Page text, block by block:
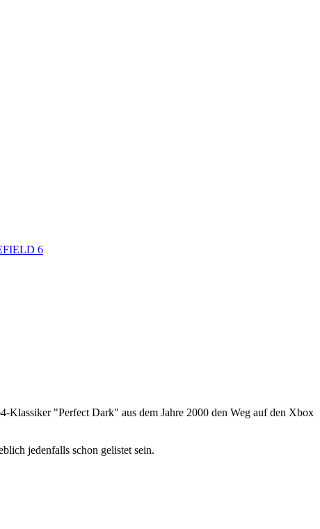
6
Klassiker "Perfect Dark" aus dem Jahre 2000 den Weg auf den Xbox
jedenfalls schon gelistet sein.